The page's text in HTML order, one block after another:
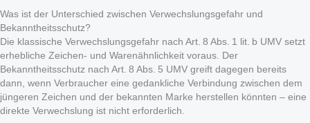
Was ist der Unterschied zwischen Verwechslungsgefahr und
Bekanntheitsschutz?
Die klassische Verwechslungsgefahr nach Art. 8 Abs. 1 lit. b UMV setzt
erhebliche Zeichen- und Warenähnlichkeit voraus. Der
Bekanntheitsschutz nach Art. 8 Abs. 5 UMV greift dagegen bereits
dann, wenn Verbraucher eine gedankliche Verbindung zwischen dem
jüngeren Zeichen und der bekannten Marke herstellen könnten – eine
direkte Verwechslung ist nicht erforderlich.